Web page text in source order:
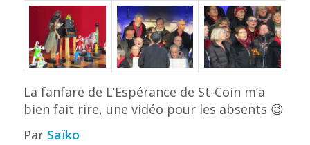
La fanfare de L’Espérance de St-Coin m’a
bien fait rire, une vidéo pour les absents 😉
Par Saïko